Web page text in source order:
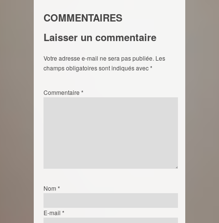
COMMENTAIRES
Laisser un commentaire
Votre adresse e-mail ne sera pas publiée. Les
champs obligatoires sont indiqués avec*
Commentaire *
Nom *
E-mail *